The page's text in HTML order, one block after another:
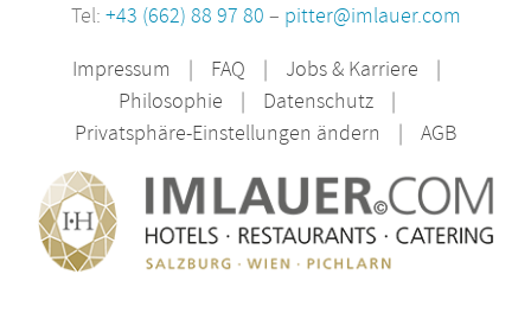
Tel: +43 (662) 88 97 80 – pitter@imlauer.com
Impressum
FAQ
Jobs & Karriere
Philosophie
Datenschutz
Privatsphäre-Einstellungen ändern
AGB